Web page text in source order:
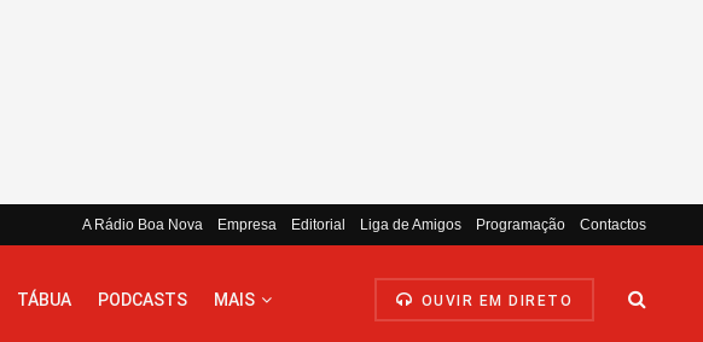
A Rádio Boa Nova Empresa Editorial Liga de Amigos Programação Contactos
TÁBUA PODCASTS MAIS OUVIR EM DIRETO